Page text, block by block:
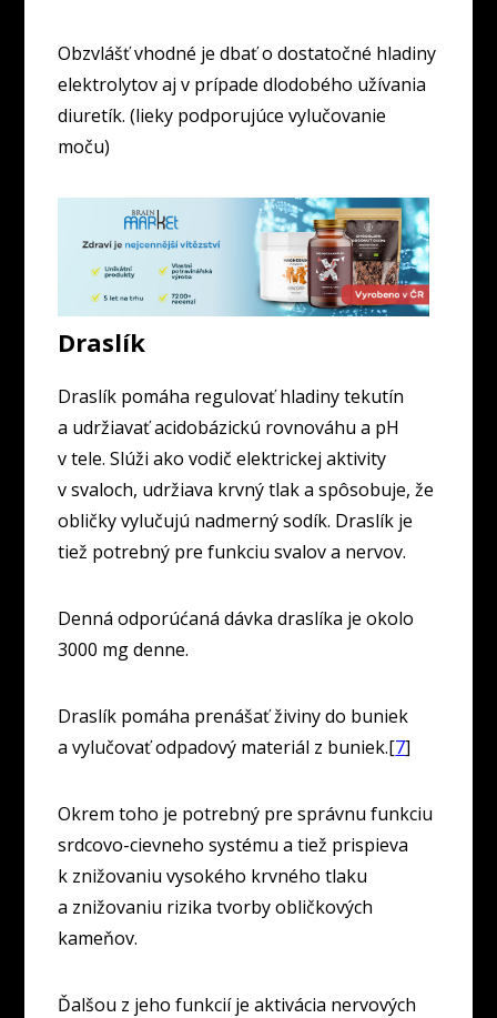
Obzvlášť vhodné je dbať o dostatočné hladiny
elektrolytov aj v prípade dlodobého užívania
diuretík. (lieky podporujúce vylučovanie
moču)
Draslík
Draslík pomáha regulovať hladiny tekutín
a udržiavať acidobázickú rovnováhu a pH
v tele. Slúži ako vodič elektrickej aktivity
v svaloch, udržiava krvný tlak a spôsobuje, že
obličky vylučujú nadmerný sodík. Draslík je
tiež potrebný pre funkciu svalov a nervov.
Denná odporúćaná dávka draslíka je okolo
3000 mg denne.
Draslík pomáha prenášať živiny do buniek
a vylučovať odpadový materiál z buniek.[7]
Okrem toho je potrebný pre správnu funkciu
srdcovo-cievneho systému a tiež prispieva
k znižovaniu vysokého krvného tlaku
a znižovaniu rizika tvorby obličkových
kameňov.
Ďalšou z jeho funkcií je aktivácia nervových